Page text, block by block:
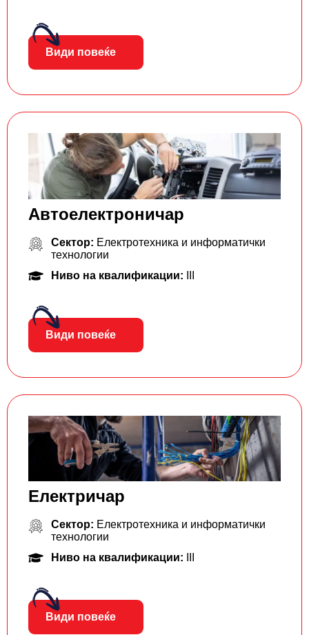
Види повеќе
Автоелектроничар
Сектор: Електротехника и информатички
технологии
Ниво на квалификации:
Види повеќе
Електричар
Сектор: Електротехника и информатички
технологии
Ниво на квалификации:
Види повеќе